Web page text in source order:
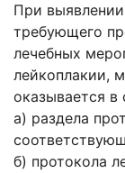
При выявлении
требующего
лечебных
лейкоплакии,
оказывается в
а) раздела
б) протокола